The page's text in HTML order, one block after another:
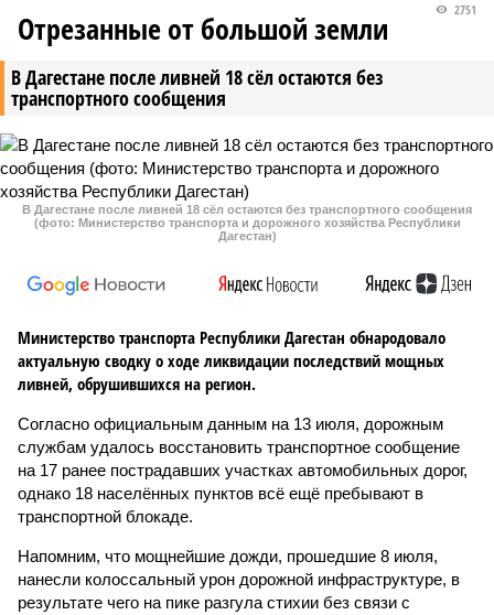
В Дагестане после ливней 18 сёл остаются без
транспортного сообщения
2751
Отрезанные от большой земли
В Дагестане после ливней 18 сёл остаются без транспортного сообщения
(фото: Министерство транспорта и дорожного хозяйства Республики
Дагестан)
Министерство транспорта Республики Дагестан обнародовало
актуальную сводку о ходе ликвидации последствий мощных
ливней, обрушившихся на регион.
Согласно официальным данным на 13 июля, дорожным
службам удалось восстановить транспортное сообщение
на 17 ранее пострадавших участках автомобильных дорог,
однако 18 населённых пунктов всё ещё пребывают в
транспортной блокаде.
Напомним, что мощнейшие дожди, прошедшие 8 июля,
нанесли колоссальный урон дорожной инфраструктуре, в
результате чего на пике разгула стихии без связи с